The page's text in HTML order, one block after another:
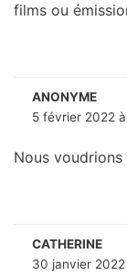
films ou
ANONYME
5 février 2022
Nous
CATHERINE
30 janvier